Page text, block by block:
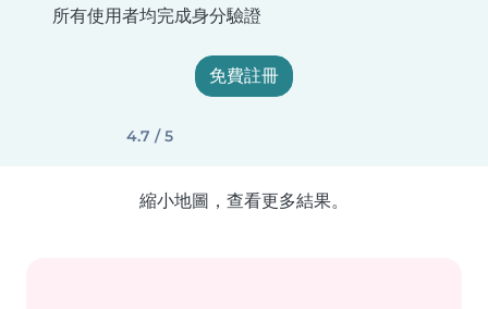
所有使用者均完成身分驗證
免費註冊
4.7 / 5
縮小地圖，查看更多結果。